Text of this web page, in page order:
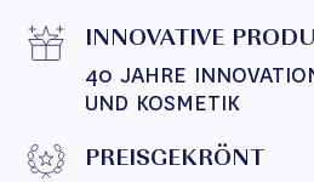
INNOVATIVE
40 JAHRE
UND KOSMETIK
PREISGEKRÖNT